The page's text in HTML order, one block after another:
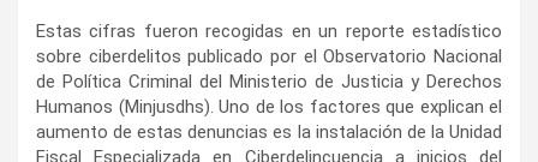
Estas cifras fueron recogidas en un reporte estadístico
sobre ciberdelitos publicado por el Observatorio Nacional
de Política Criminal del Ministerio de Justicia y Derechos
Humanos (Minjusdhs). Uno de los factores que explican el
aumento de estas denuncias es la instalación de la Unidad
Fiscal Especializada en Ciberdelincuencia a inicios del